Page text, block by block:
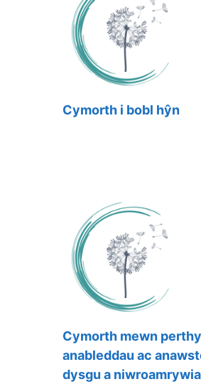
Cymorth i bobl hŷn
Cymorth mewn
anableddau ac
dysgu a